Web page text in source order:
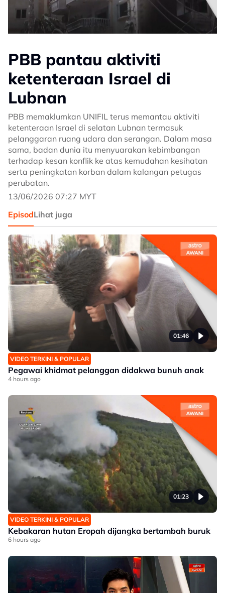
PBB pantau aktiviti
ketenteraan Israel di
Lubnan
PBB memaklumkan UNIFIL terus memantau aktiviti
ketenteraan Israel di selatan Lubnan termasuk
pelanggaran ruang udara dan serangan. Dalam masa
sama, badan dunia itu menyuarakan kebimbangan
terhadap kesan konflik ke atas kemudahan kesihatan
serta peningkatan korban dalam kalangan petugas
perubatan.
13/06/2026 07:27 MYT
EpisodLihat juga
01:46
VIDEO TERKINI & POPULAR
Pegawai khidmat pelanggan didakwa bunuh anak
4 hours ago
01:23
VIDEO TERKINI & POPULAR
Kebakaran hutan Eropah dijangka bertambah buruk
6 hours ago